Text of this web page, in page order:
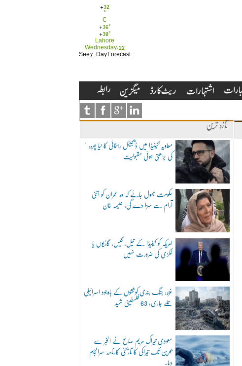
+32
°
C
+36°
+30°
Lahore
Wednesday, 22
See 7-Day Forecast
تازہ ترین
"معاویہ"کینیڈا میں ڈیجیٹل رہنمائی کا نیا چہرہ:
کی بڑھتی ہوئی مقبولیت
حکومت بھول جائے کہ وہ عمران کو اتنی
آرام سے سزا دے گی: علیمہ خان
امریکہ کو کینیڈا کے تیل، گیس، گاڑیوں یا
لکڑی کی ضرورت نہیں
غزہ: جنگ بندی کوششوں کے باوجود اسرائیلی
حملے جاری، 63 فلسطینی شہید
سعودی تیراک مریم صالح نے الخبر سے
بحرین تک تیراکی کا تاریخی کارنامہ سرانجام
دیا۔